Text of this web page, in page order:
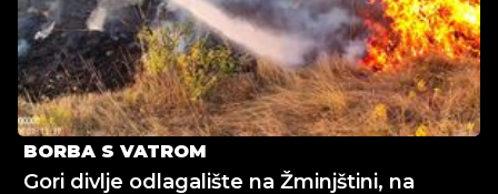
BORBA S VATROM
Gori divlje odlagalište na Žminjštini, na